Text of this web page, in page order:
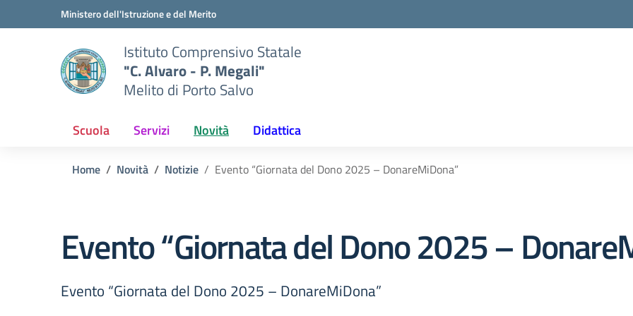
Vai ai contenuti
Vai al menu di navigazioneMinistero dell'Istruzione e del Merito
Istituto Comprensivo Statale
"C. Alvaro - P. Megali"
Melito di Porto Salvo
Scuola Servizi Novità Didattica
Home Novità Notizie Evento “Giornata del Dono 2025 – DonareMiDona”
Evento “Giornata del Dono 2025 –
Evento “Giornata del Dono 2025 – DonareMiDona”